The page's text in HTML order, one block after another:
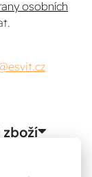
osobních